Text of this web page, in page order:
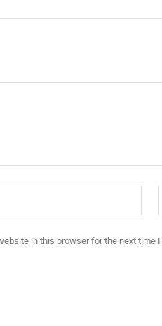
in this browser for the next time